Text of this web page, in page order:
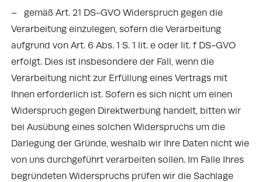
– gemäß Art. 21 DS-GVO Widerspruch gegen die
Verarbeitung einzulegen, sofern die Verarbeitung
aufgrund von Art. 6 Abs. 1 S. 1 lit. e oder lit. f DS-GVO
erfolgt. Dies ist insbesondere der Fall, wenn die
Verarbeitung nicht zur Erfüllung eines Vertrags mit
Ihnen erforderlich ist. Sofern es sich nicht um einen
Widerspruch gegen Direktwerbung handelt, bitten wir
bei Ausübung eines solchen Widerspruchs um die
Darlegung der Gründe, weshalb wir Ihre Daten nicht wie
von uns durchgeführt verarbeiten sollen. Im Falle Ihres
begründeten Widerspruchs prüfen wir die Sachlage